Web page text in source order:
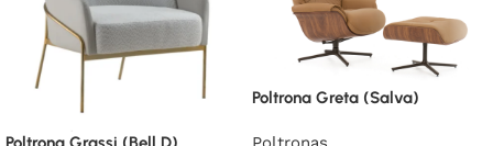
Poltrona Greta (Salva)